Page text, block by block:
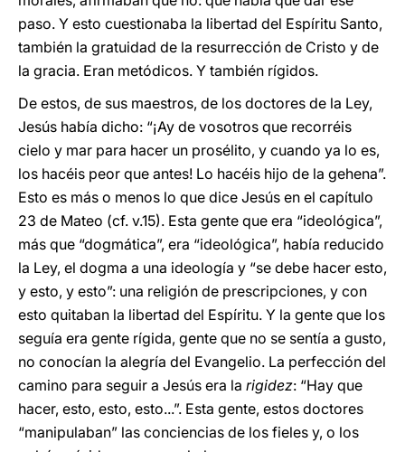
paso. Y esto cuestionaba la libertad del Espíritu Santo,
también la gratuidad de la resurrección de Cristo y de
la gracia. Eran metódicos. Y también rígidos.
De estos, de sus maestros, de los doctores de la Ley,
Jesús había dicho: “¡Ay de vosotros que recorréis
cielo y mar para hacer un prosélito, y cuando ya lo es,
los hacéis peor que antes! Lo hacéis hijo de la gehena”.
Esto es más o menos lo que dice Jesús en el capítulo
23 de Mateo (cf. v.15). Esta gente que era “ideológica”,
más que “dogmática”, era “ideológica”, había reducido
la Ley, el dogma a una ideología y “se debe hacer esto,
y esto, y esto”: una religión de prescripciones, y con
esto quitaban la libertad del Espíritu. Y la gente que los
seguía era gente rígida, gente que no se sentía a gusto,
no conocían la alegría del Evangelio. La perfección del
camino para seguir a Jesús era la rigidez: “Hay que
hacer, esto, esto, esto...”. Esta gente, estos doctores
“manipulaban” las conciencias de los fieles y, o los